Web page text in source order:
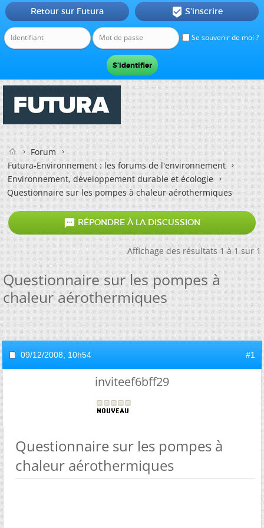
Se souvenir de moi ?
Retour sur Futura  S'inscrire
Forum
Futura-Environnement : les forums de l'environnement
Environnement, développement durable et écologie
Questionnaire sur les pompes à chaleur aérothermiques
 RÉPONDRE À LA DISCUSSION
Affichage des résultats 1 à 1 sur 1
Questionnaire sur les pompes à
chaleur aérothermiques
09/12/2008, 10h54 #1
inviteef6bff29
Questionnaire sur les pompes à
chaleur aérothermiques